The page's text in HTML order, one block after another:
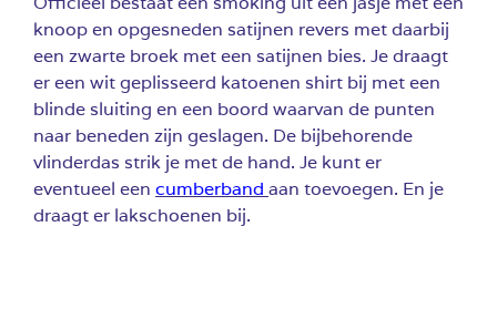
knoop en opgesneden satijnen revers met daarbij
een zwarte broek met een satijnen bies. Je draagt
er een wit geplisseerd katoenen shirt bij met een
blinde sluiting en een boord waarvan de punten
naar beneden zijn geslagen. De bijbehorende
vlinderdas strik je met de hand. Je kunt er
eventueel een cumberband aan toevoegen. En je
draagt er lakschoenen bij.